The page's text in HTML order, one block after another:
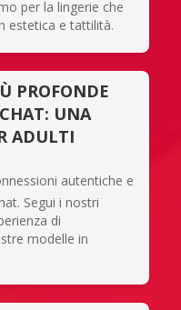
per la lingerie che
estetica e tattilità.
PROFONDE
UNA
ADULTI
autentiche e
Segui i nostri
di
modelle in